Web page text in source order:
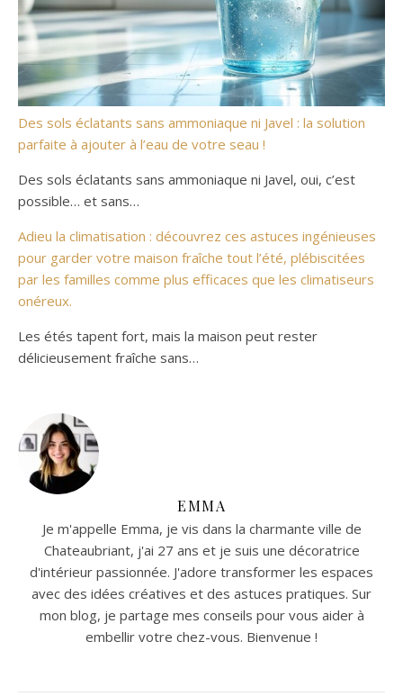
Des sols éclatants sans ammoniaque ni Javel : la solution
parfaite à ajouter à l’eau de votre seau !
Des sols éclatants sans ammoniaque ni Javel, oui, c’est
possible… et sans…
Adieu la climatisation : découvrez ces astuces ingénieuses
pour garder votre maison fraîche tout l’été, plébiscitées
par les familles comme plus efficaces que les climatiseurs
onéreux.
Les étés tapent fort, mais la maison peut rester
délicieusement fraîche sans…
EMMA
Je m'appelle Emma, je vis dans la charmante ville de
Chateaubriant, j'ai 27 ans et je suis une décoratrice
d'intérieur passionnée. J'adore transformer les espaces
avec des idées créatives et des astuces pratiques. Sur
mon blog, je partage mes conseils pour vous aider à
embellir votre chez-vous. Bienvenue !